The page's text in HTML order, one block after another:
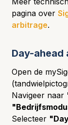
pagina over
arbitrage.
Day-
Open de
Navigeer naar
Selecteer